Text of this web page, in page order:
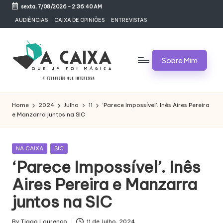
content
sexta, 7/08/2026- 2:36:40 AM
AUDIÊNCIAS CAIXA DE OPINIÕES ENTREVISTAS
A
C
A
I
X
A
Q
U
Programas,
e
Bastidores
Sobre Mim
Home 2024 Julho 11
‘Parece Impossível’. Inês Aires Pereira
e Manzarra juntos na SIC
Posted
NA CAIXA SIC
‘Parece Impossível’. Inês
Aires Pereira e Manzarra
juntos na SIC